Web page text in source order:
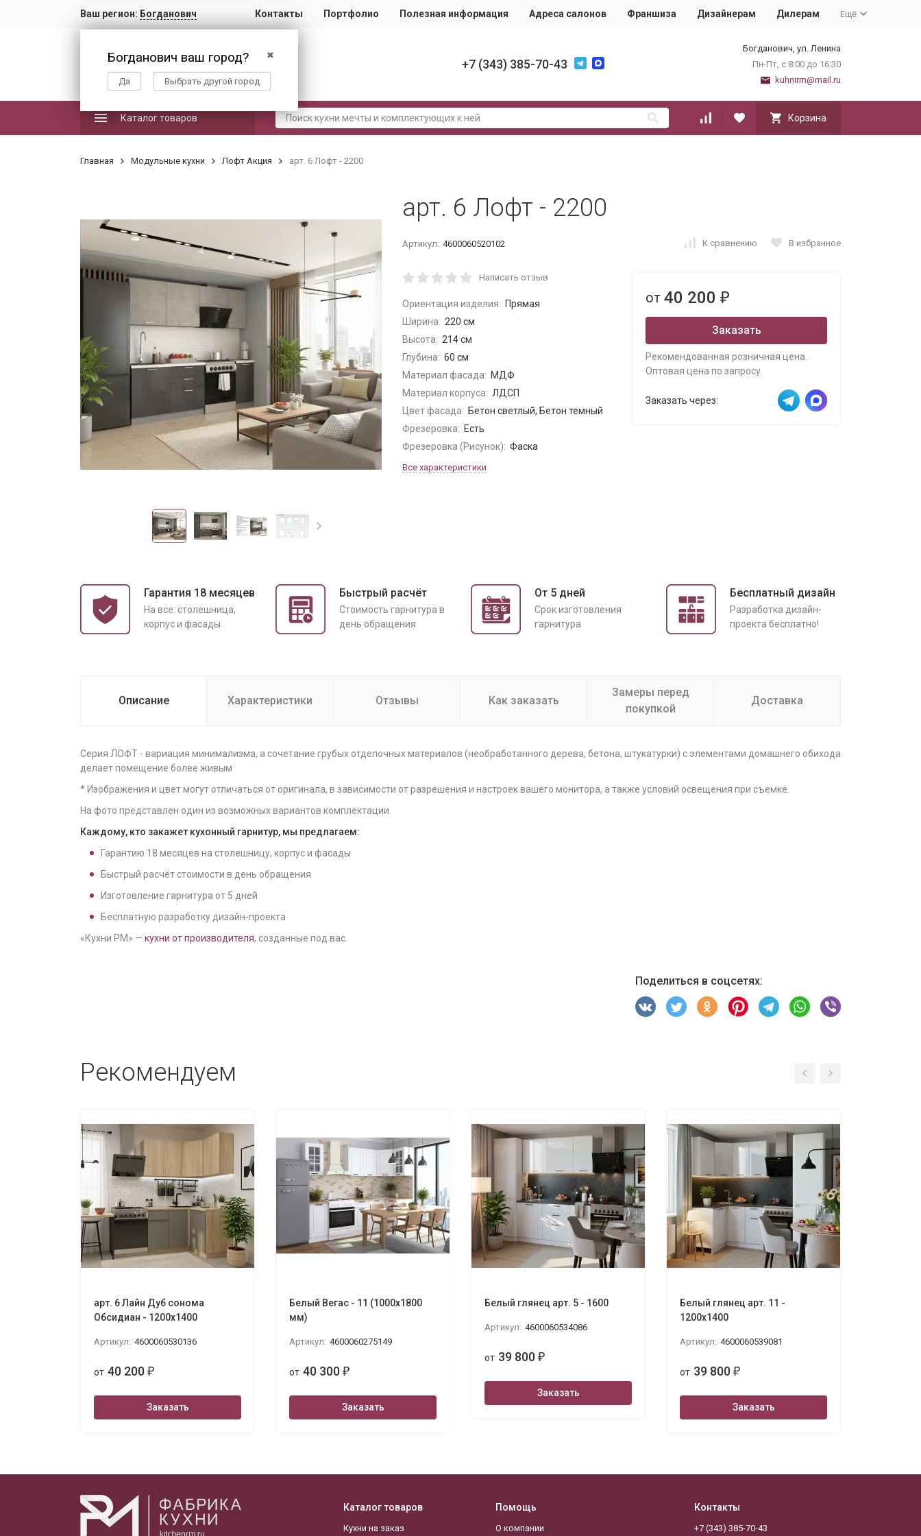
Ваш регион: Богданович
✖
Богданович ваш город?
Да Выбрать другой город
Контакты Портфолио Полезная информация Адреса салонов Франшиза Дизайнерам Дилерам Ещё
+7 (343) 385-70-43
Богданович, ул. Ленина
Пн-Пт, с 8:00 до 16:30
kuhnirm@mail.ru
Каталог товаров Корзина
Главная Модульные кухни Лофт Акция арт. 6 Лофт - 2200
арт. 6 Лофт - 2200
Артикул: 4600060520102 К сравнению В избранное
Написать отзыв
Ориентация изделия: Прямая
Ширина: 220 см
Высота: 214 см
Глубина: 60 см
Материал фасада: МДФ
Материал корпуса: ЛДСП
Цвет фасада: Бетон светлый, Бетон темный
Фрезеровка: Есть
Фрезеровка (Рисунок): Фаска
Все характеристики
от 40 200 ₽
Заказать
Рекомендованная розничная цена.
Оптовая цена по запросу.
Заказать через:
Гарантия 18 месяцев
На все: столешница,
корпус и фасады
Быстрый расчёт
Cтоимость гарнитура в
день обращения
От 5 дней
Срок изготовления
гарнитура
Бесплатный дизайн
Разработка дизайн-
проекта бесплатно!
Описание Характеристики Отзывы Как заказать
Замеры перед
покупкой
Доставка
Серия ЛОФТ - вариация минимализма, а сочетание грубых отделочных материалов (необработанного дерева, бетона, штукатурки) с элементами домашнего обихода
делает помещение более живым
* Изображения и цвет могут отличаться от оригинала, в зависимости от разрешения и настроек вашего монитора, а также условий освещения при съемке.
На фото представлен один из возможных вариантов комплектации.
Каждому, кто закажет кухонный гарнитур, мы предлагаем:
Гарантию 18 месяцев на столешницу, корпус и фасады
Быстрый расчёт стоимости в день обращения
Изготовление гарнитура от 5 дней
Бесплатную разработку дизайн-проекта
«Кухни РМ» — кухни от производителя, созданные под вас.
Поделиться в соцсетях:
Рекомендуем
арт. 6 Лайн Дуб сонома
Обсидиан - 1200х1400
Артикул: 4600060530136
от 40 200 ₽
Заказать
Белый Вегас - 11 (1000х1800
мм)
Артикул: 4600060275149
от 40 300 ₽
Заказать
Белый глянец арт. 5 - 1600
Артикул: 4600060534086
от 39 800 ₽
Заказать
Белый глянец арт. 11 -
1200х1400
Артикул: 4600060539081
от 39 800 ₽
Заказать
Каталог товаров
Кухни на заказ
Помощь
О компании
Контакты
+7 (343) 385-70-43